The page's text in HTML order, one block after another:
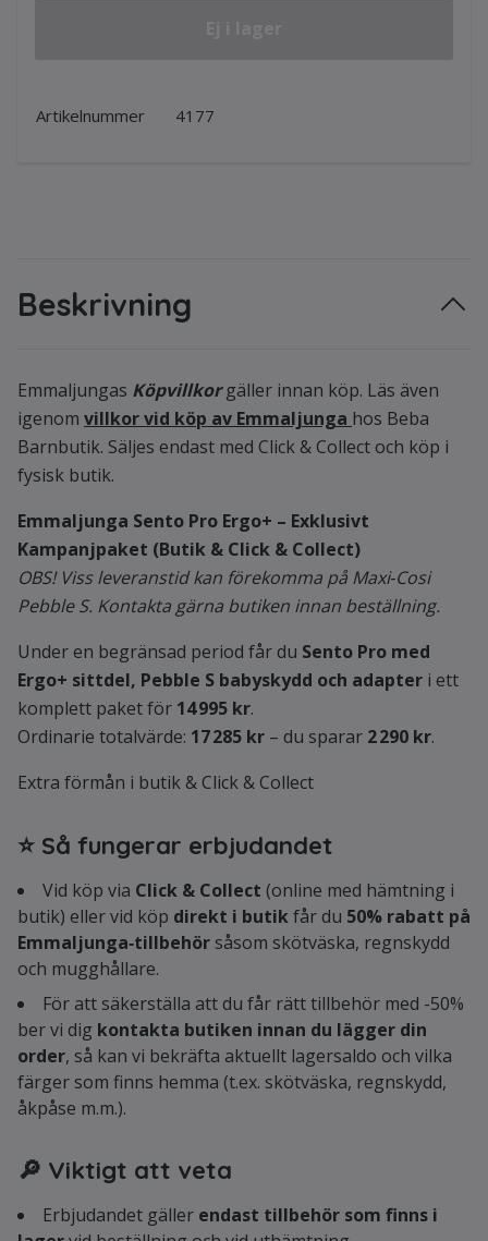
Artikelnummer 4177
Beskrivning
Emmaljungas Köpvillkorgäller innan köp. Läs även
igenom villkor vid köp av Emmaljunga hos Beba
Barnbutik. Säljes endast med Click & Collect och köp i
fysisk butik.
Emmaljunga Sento Pro Ergo+ – Exklusivt
Kampanjpaket (Butik & Click & Collect)
OBS! Viss leveranstid kan förekomma på Maxi‑Cosi
Pebble S. Kontakta gärna butiken innan beställning.
Under en begränsad period får du Sento Pro med
Ergo+ sittdel, Pebble S babyskydd och adapter i ett
komplett paket för 14 995 kr.
Ordinarie totalvärde: 17 285 kr – du sparar 2 290 kr.
Extra förmån i butik & Click & Collect
⭐ Så fungerar erbjudandet
Vid köp via Click & Collect (online med hämtning i
butik) eller vid köp direkt i butikfår du 50% rabatt på
Emmaljunga‑tillbehör såsom skötväska, regnskydd
och mugghållare.
För att säkerställa att du får rätt tillbehör med -50%
ber vi dig kontakta butiken innan du lägger din
order, så kan vi bekräfta aktuellt lagersaldo och vilka
färger som finns hemma (t.ex. skötväska, regnskydd,
åkpåse m.m.).
🔎 Viktigt att veta
Erbjudandet gäller endast tillbehör som finns i